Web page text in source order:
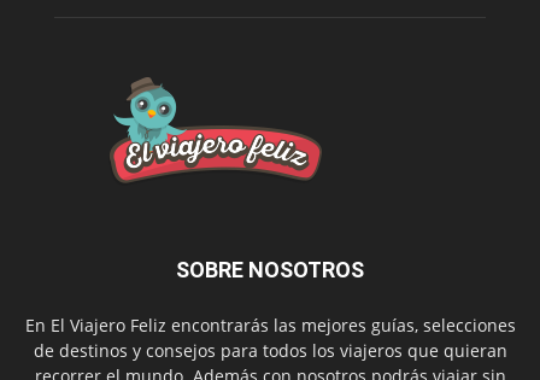
SOBRE NOSOTROS
En El Viajero Feliz encontrarás las mejores guías, selecciones
de destinos y consejos para todos los viajeros que quieran
recorrer el mundo. Además con nosotros podrás viajar sin